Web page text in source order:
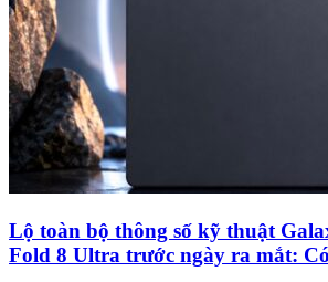
Lộ toàn bộ thông số kỹ thuật
Fold 8 Ultra trước ngày ra mắt: